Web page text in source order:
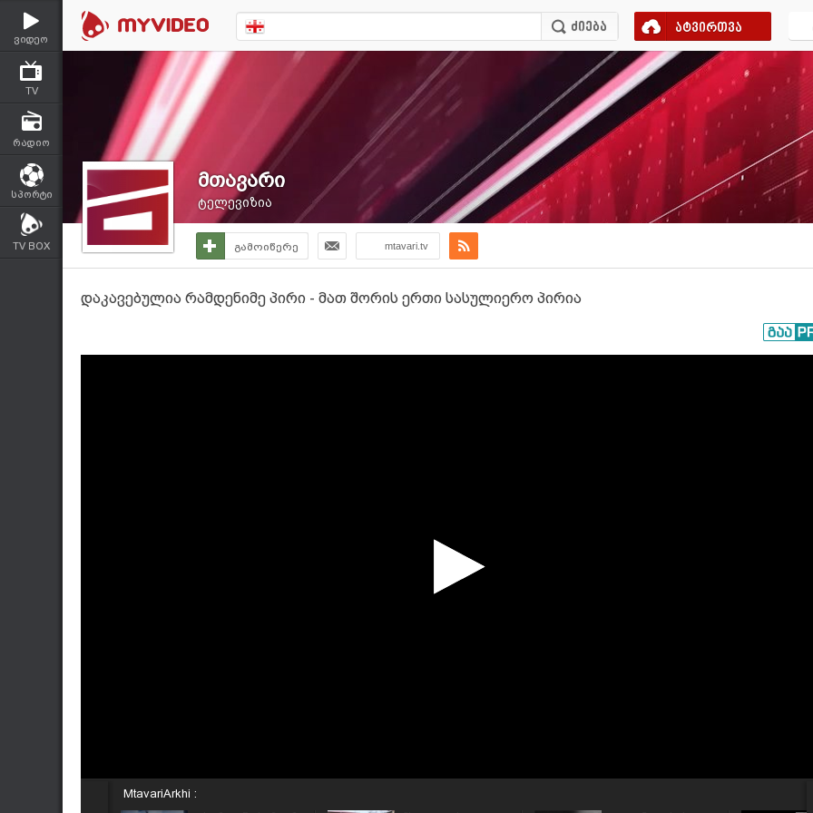
ვიდეო
TV
რადიო
სპორტი
TV BOX
ატვირთვა
მთავარი
ტელევიზია
გამოიწერე mtavari.tv
დაკავებულია რამდენიმე პირი - მათ შორის ერთი სასულიერო პირია
MtavariArkhi :